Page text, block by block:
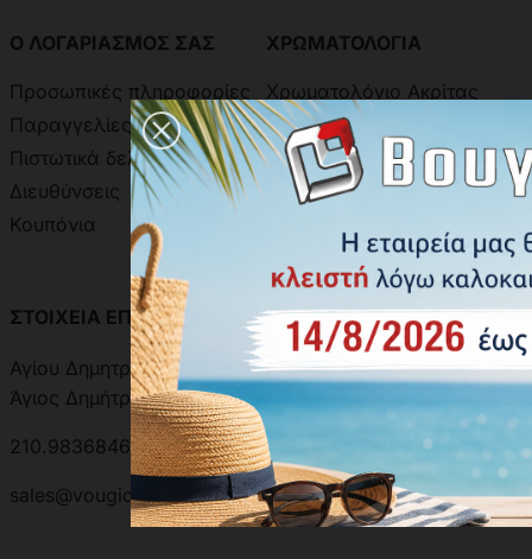
Ο ΛΟΓΑΡΙΑΣΜΟΣ ΣΑΣ
Προσωπικές πληροφορίες
Παραγγελίες
Πιστωτικά δελτία
Διευθύνσεις
Κουπόνια
ΧΡΩΜΑΤΟΛΟΓΙΑ
Χρωματολόγιο Ακρίτας
Χρωματολόγιο Aline
Δειγματολόγιο Πόμολων
ΣΤΟΙΧΕΙΑ ΕΠΙΚΟΙΝΩΝΙΑΣ
Αγίου Δημητρίου 301, 17342
Άγιος Δημήτριος, Ελλάδα
210.9836846 | 210.9881501
sales@vougioukas.gr
ΑΝΑΖΗΤΗΣΗ ΑΠΟΣΤΟΛΗΣ